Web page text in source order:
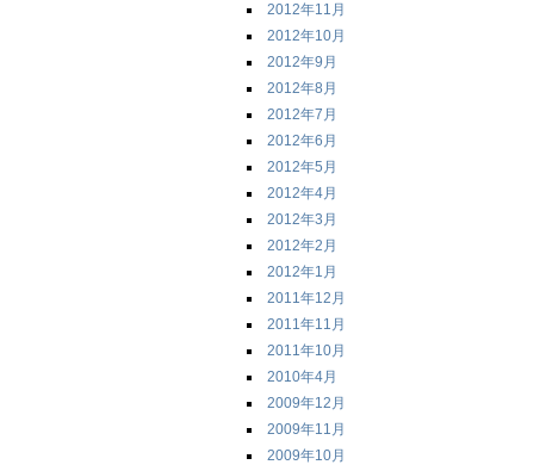
2012年11月
2012年10月
2012年9月
2012年8月
2012年7月
2012年6月
2012年5月
2012年4月
2012年3月
2012年2月
2012年1月
2011年12月
2011年11月
2011年10月
2010年4月
2009年12月
2009年11月
2009年10月